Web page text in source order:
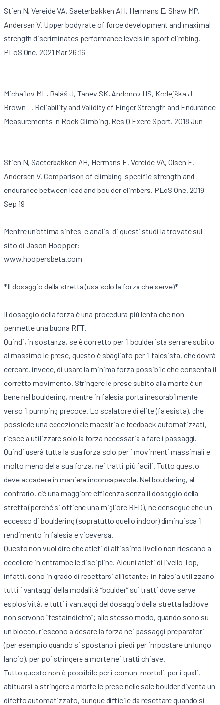
Stien N, Vereide VA, Saeterbakken AH, Hermans E, Shaw MP,
Andersen V. Upper body rate of force development and maximal
strength discriminates performance levels in sport climbing.
PLoS One. 2021 Mar 26;16
Michailov ML, Baláš J, Tanev SK, Andonov HS, Kodejška J,
Brown L. Reliability and Validity of Finger Strength and Endurance
Measurements in Rock Climbing. Res Q Exerc Sport. 2018 Jun
Stien N, Saeterbakken AH, Hermans E, Vereide VA, Olsen E,
Andersen V. Comparison of climbing-specific strength and
endurance between lead and boulder climbers. PLoS One. 2019
Sep 19
Mentre un’ottima sintesi e analisi di questi studi la trovate sul
sito di Jason Hoopper:
www.hoopersbeta.com
*Il dosaggio della stretta (usa solo la forza che serve)*
Il dosaggio della forza è una procedura più lenta che non
permette una buona RFT.
Quindi, in sostanza, se è corretto per il boulderista serrare subito
al massimo le prese, questo è sbagliato per il falesista, che dovrà
cercare, invece, di usare la minima forza possibile che consenta il
corretto movimento. Stringere le prese subito alla morte è un
bene nel bouldering, mentre in falesia porta inesorabilmente
verso il pumping precoce. Lo scalatore di élite (falesista), che
possiede una eccezionale maestria e feedback automatizzati,
riesce a utilizzare solo la forza necessaria a fare i passaggi.
Quindi userà tutta la sua forza solo per i movimenti massimali e
molto meno della sua forza, nei tratti più facili. Tutto questo
deve accadere in maniera inconsapevole. Nel bouldering, al
contrario, c’è una maggiore efficenza senza il dosaggio della
stretta (perché si ottiene una migliore RFD), ne consegue che un
eccesso di bouldering (sopratutto quello indoor) diminuisca il
rendimento in falesia e viceversa.
Questo non vuol dire che atleti di altissimo livello non riescano a
eccellere in entrambe le discipline. Alcuni atleti di livello Top,
infatti, sono in grado di resettarsi all’istante: in falesia utilizzano
tutti i vantaggi della modalità “boulder” sui tratti dove serve
esplosività, e tutti i vantaggi del dosaggio della stretta laddove
non servono “testaindietro”; allo stesso modo, quando sono su
un blocco, riescono a dosare la forza nei passaggi preparatori
(per esempio quando si spostano i piedi per impostare un lungo
lancio), per poi stringere a morte nei tratti chiave.
Tutto questo non è possibile per i comuni mortali, per i quali,
abituarsi a stringere a morte le prese nelle sale boulder diventa un
difetto automatizzato, dunque difficile da resettare quando si